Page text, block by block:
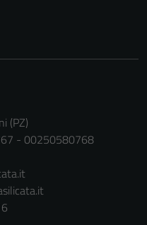
(PZ)
- 00250580768